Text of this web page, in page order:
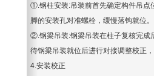
①.钢柱安装:吊装前首先确定构件吊点
脚的安装孔对准螺栓，缓慢落钩就位
②.钢梁吊装:钢梁吊装在柱子复核完成
待钢梁吊装就位后进行对接调整校正
4.安装校正